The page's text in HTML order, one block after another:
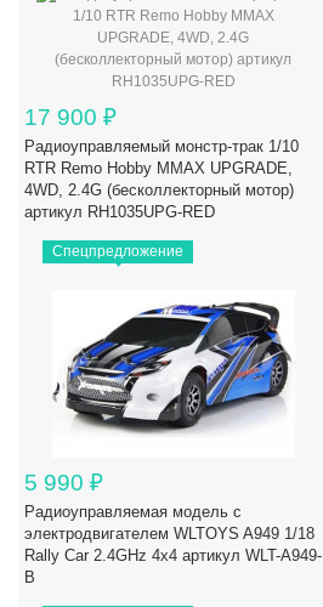
17 900 ₽
Радиоуправляемый монстр-трак 1/10
RTR Remo Hobby MMAX UPGRADE,
4WD, 2.4G (бесколлекторный мотор)
артикул RH1035UPG-RED
Спецпредложение
5 990 ₽
Радиоуправляемая модель с
электродвигателем WLTOYS A949 1/18
Rally Car 2.4GHz 4x4 артикул WLT-A949-
B